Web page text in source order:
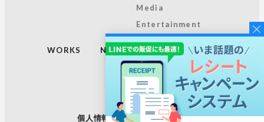
Media
Entertainment
WORKS NEWS TOPICS RECRUIT
個人情報保護方針 サイトマップ